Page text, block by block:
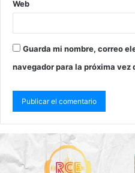
Web
Guarda mi nombre, correo
navegador para la próxima vez